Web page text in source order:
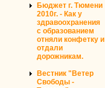
Бюджет г. Тюмени
2010г. - Как у
здравоохранения
с образованием
отняли конфетку и
отдали
дорожникам.
Вестник "Ветер
Свободы -